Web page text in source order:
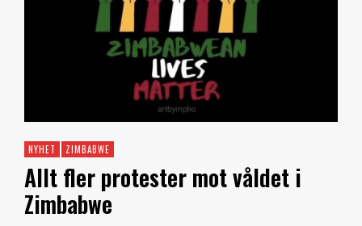
NYHET ZIMBABWE
Allt fler protester mot våldet i
Zimbabwe